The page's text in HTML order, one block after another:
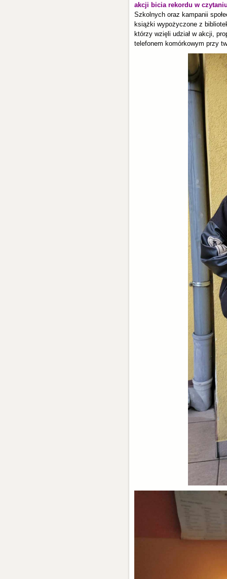
akcji bicia rekordu w
Szkolnych oraz kampanii
książki wypożyczone z
którzy wzięli udział w akcji,
telefonem komórkowym przy